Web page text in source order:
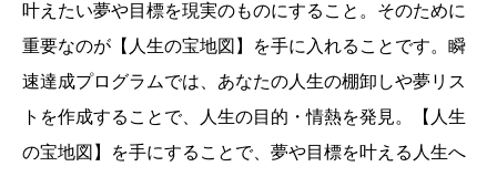
叶えたい夢や目標を現実のものにすること。そのために
重要なのが【人生の宝地図】を手に入れることです。瞬
速達成プログラムでは、あなたの人生の棚卸しや夢リス
トを作成することで、人生の目的・情熱を発見。【人生
の宝地図】を手にすることで、夢や目標を叶える人生へ